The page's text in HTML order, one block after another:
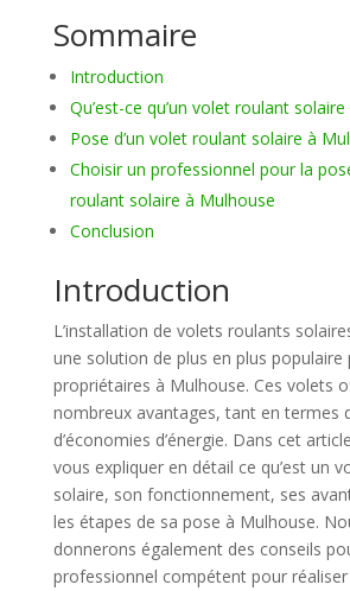
Sommaire
Introduction
Qu’est-ce qu’un volet roulant solaire
Pose d’un volet roulant solaire à
Choisir un professionnel pour la
roulant solaire à Mulhouse
Conclusion
Introduction
L’installation de volets roulants
une solution de plus en plus populaire
propriétaires à Mulhouse. Ces volets
nombreux avantages, tant en termes
d’économies d’énergie. Dans cet
vous expliquer en détail ce qu’est un
solaire, son fonctionnement, ses
les étapes de sa pose à Mulhouse.
donnerons également des conseils
professionnel compétent pour